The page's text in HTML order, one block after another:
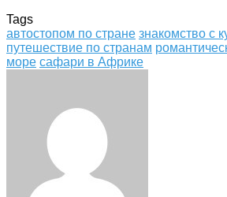
Tags
автостопом по стране знакомство с
путешествие по странам
море сафари в Африке